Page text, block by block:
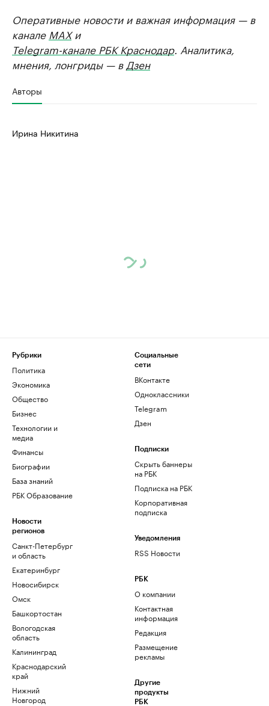
Оперативные новости и важная информация — в
канале MAXи
Telegram-канале РБК Краснодар. Аналитика,
мнения, лонгриды — в Дзен
Авторы
Ирина Никитина
Рубрики
Политика
Экономика
Общество
Бизнес
Технологии и
медиа
Финансы
Биографии
База знаний
РБК Образование
Новости
регионов
Санкт-Петербург
и область
Екатеринбург
Новосибирск
Омск
Башкортостан
Вологодская
область
Калининград
Краснодарский
край
Нижний
Новгород
Социальные
сети
ВКонтакте
Одноклассники
Telegram
Дзен
Подписки
Скрыть баннеры
на РБК
Подписка на РБК
Корпоративная
подписка
Уведомления
RSS Новости
РБК
О компании
Контактная
информация
Редакция
Размещение
рекламы
Другие
продукты
РБК